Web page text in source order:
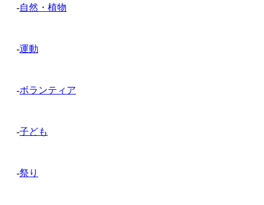
-自然・植物
-運動
-ボランティア
-子ども
-祭り